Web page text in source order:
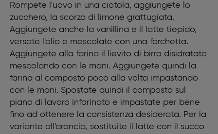
Rompete l'uovo in una ciotola, aggiungete lo
zucchero, la scorza di limone grattugiata.
Aggiungete anche la vanillina e il latte tiepido,
versate l'olio e mescolate con una forchetta.
Aggiungete alla farina il lievito di birra disidratato
mescolando con le mani. Aggiungete quindi la
farina al composto poco alla volta impastando
con le mani. Spostate quindi il composto sul
piano di lavoro infarinato e impastate per bene
fino ad ottenere la consistenza desiderata. Per la
variante all'arancia, sostituite il latte con il succo